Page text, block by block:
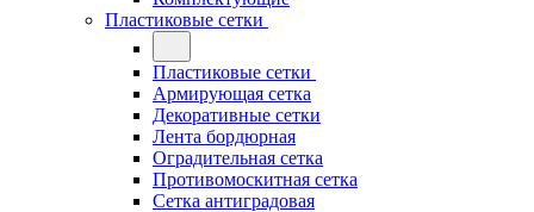
Пластиковые сетки
Пластиковые сетки
Армирующая сетка
Декоративные сетки
Лента бордюрная
Оградительная сетка
Противомоскитная сетка
Сетка антиградовая